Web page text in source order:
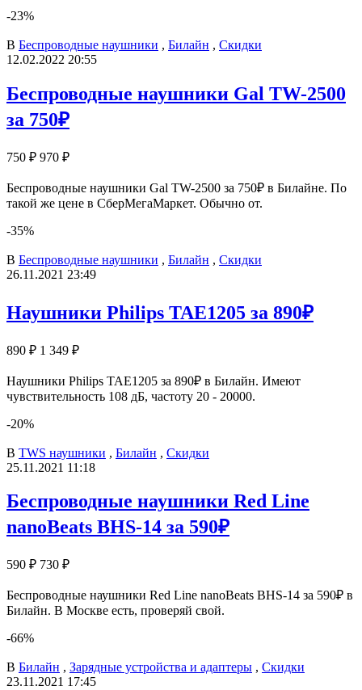
-23%
В Беспроводные наушники , Билайн , Скидки
12.02.2022 20:55
Беспроводные наушники Gal TW-2500
за 750₽
750 ₽ 970 ₽
Беспроводные наушники Gal TW-2500 за 750₽ в Билайне. По
такой же цене в СберМегаМаркет. Обычно от.
-35%
В Беспроводные наушники , Билайн , Скидки
26.11.2021 23:49
Наушники Philips TAE1205 за 890₽
890 ₽ 1 349 ₽
Наушники Philips TAE1205 за 890₽ в Билайн. Имеют
чувствительность 108 дБ, частоту 20 - 20000.
-20%
В TWS наушники , Билайн , Скидки
25.11.2021 11:18
Беспроводные наушники Red Line
nanoBeats BHS-14 за 590₽
590 ₽ 730 ₽
Беспроводные наушники Red Line nanoBeats BHS-14 за 590₽ в
Билайн. В Москве есть, проверяй свой.
-66%
В Билайн , Зарядные устройства и адаптеры , Скидки
23.11.2021 17:45